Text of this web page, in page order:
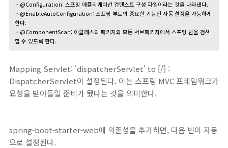
- @Configuration: 스프링 애플리케이션 컨텐스트 구성 파일이라는 것을 나타낸다.
- @EnableAutoConfiguration: 스프링 부트의 중요한 기능인 자동 설정을 가능하게
한다.
- @ComponentScan: 이클래스의 패키지와 모든 서브패키지에서 스프링 빈을 검색
할 수 있도록 한다.
Mapping Servlet: 'dispatcherServlet' to [/] :
DispatcherServlet이 설정된다. 이는 스프링 MVC 프레임워크가
요청을 받아들일 준비가 됐다는 것을 의미한다.
spring-boot-starter-web에 의존성을 추가하면, 다음 빈이 자동
으로 설정된다.